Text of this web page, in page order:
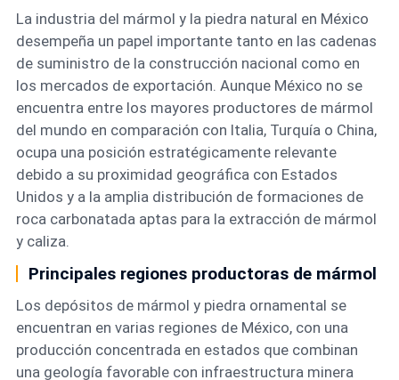
La industria del mármol y la piedra natural en México
desempeña un papel importante tanto en las cadenas
de suministro de la construcción nacional como en
los mercados de exportación. Aunque México no se
encuentra entre los mayores productores de mármol
del mundo en comparación con Italia, Turquía o China,
ocupa una posición estratégicamente relevante
debido a su proximidad geográfica con Estados
Unidos y a la amplia distribución de formaciones de
roca carbonatada aptas para la extracción de mármol
y caliza.
Principales regiones productoras de mármol
Los depósitos de mármol y piedra ornamental se
encuentran en varias regiones de México, con una
producción concentrada en estados que combinan
una geología favorable con infraestructura minera